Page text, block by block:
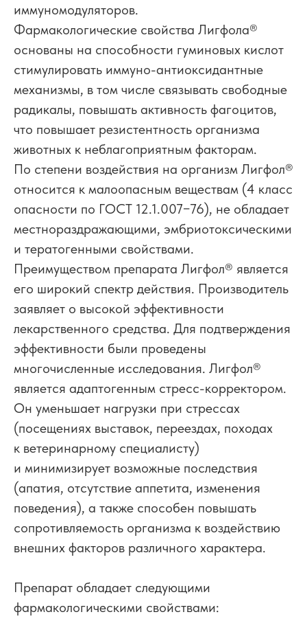
иммуномодуляторов.
Фармакологические свойства Лигфола®
основаны на способности гуминовых кислот
стимулировать иммуно-антиоксидантные
механизмы, в том числе связывать свободные
радикалы, повышать активность фагоцитов,
что повышает резистентность организма
животных к неблагоприятным факторам.
По степени воздействия на организм Лигфол®
относится к малоопасным веществам (4 класс
опасности по ГОСТ 12.1.007−76), не обладает
местнораздражающими, эмбриотоксическими
и тератогенными свойствами.
Преимуществом препарата Лигфол® является
его широкий спектр действия. Производитель
заявляет о высокой эффективности
лекарственного средства. Для подтверждения
эффективности были проведены
многочисленные исследования. Лигфол®
является адаптогенным стресс-корректором.
Он уменьшает нагрузки при стрессах
(посещениях выставок, переездах, походах
к ветеринарному специалисту)
и минимизирует возможные последствия
(апатия, отсутствие аппетита, изменения
поведения), а также способен повышать
сопротивляемость организма к воздействию
внешних факторов различного характера.
Препарат обладает следующими
фармакологическими свойствами: